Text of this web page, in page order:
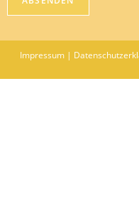
Impressum |